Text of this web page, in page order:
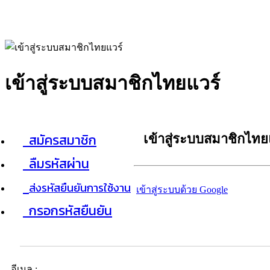
เข้าสู่ระบบสมาชิกไทยแวร์
สมัครสมาชิก
ลืมรหัสผ่าน
ส่งรหัสยืนยันการใช้งาน
กรอกรหัสยืนยัน
เข้าสู่ระบบสมาชิกไท
เข้าสู่ระบบด้วย Google